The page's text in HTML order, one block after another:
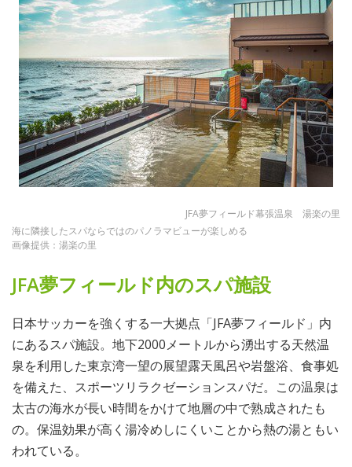
JFA夢フィールド幕張温泉 湯楽の里
海に隣接したスパならではのパノラマビューが楽しめる
画像提供：湯楽の里
JFA夢フィールド内のスパ施設
日本サッカーを強くする一大拠点「JFA夢フィールド」内
にあるスパ施設。地下2000メートルから湧出する天然温
泉を利用した東京湾一望の展望露天風呂や岩盤浴、食事処
を備えた、スポーツリラクゼーションスパだ。この温泉は
太古の海水が長い時間をかけて地層の中で熟成されたも
の。保温効果が高く湯冷めしにくいことから熱の湯ともい
われている。